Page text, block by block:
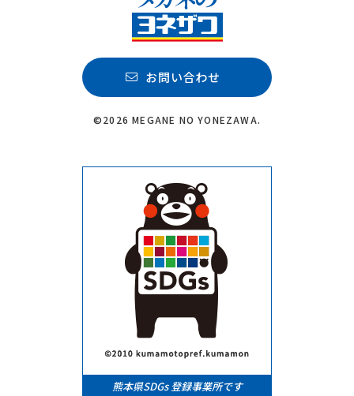
お問い合わせ
©2026 MEGANE NO YONEZAWA.
熊本県SDGs 登録事業所です